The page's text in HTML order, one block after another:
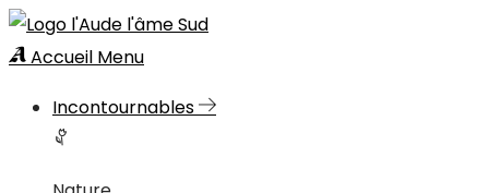
Accueil Menu
Incontournables